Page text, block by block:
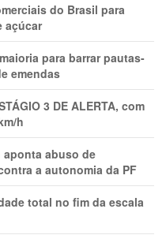
do Brasil para
açúcar
para barrar pautas-
emendas
3 DE ALERTA, com
h
abuso de
a autonomia da PF
total no fim da escala